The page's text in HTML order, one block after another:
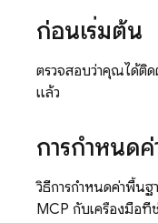
ก่อนเริ่มต้น
ตรวจสอบว่าคุณได้ติ
แล้ว
การกำหนด
วิธีการกำหนดค่าพื้นฐ
MCP กับเครื่องมือที่